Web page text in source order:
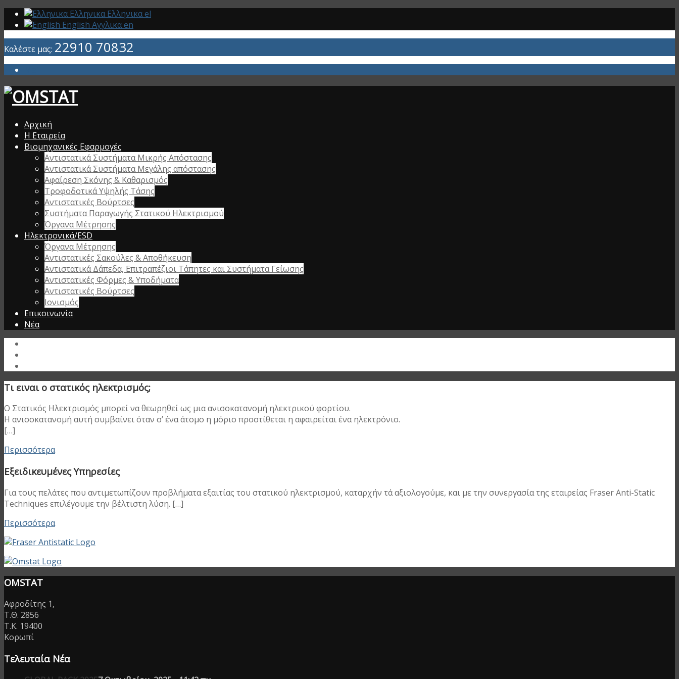
Ελληνικα Ελληνικαel
English Αγγλικαen
Καλέστε μας: 22910 70832
Αρχική
Η Εταιρεία
Βιομηχανικές Εφαρμογές
Αντιστατικά Συστήματα Μικρής Απόστασης
Αντιστατικά Συστήματα Μεγάλης απόστασης
Αφαίρεση Σκόνης & Καθαρισμός
Τροφοδοτικά Υψηλής Τάσης
Αντιστατικές Βούρτσες
Συστήματα Παραγωγής Στατικού Ηλεκτρισμού
Όργανα Μέτρησης
Ηλεκτρονικά/ESD
Όργανα Μέτρησης
Αντιστατικές Σακούλες & Αποθήκευση
Αντιστατικά Δάπεδα, Επιτραπέζιοι Τάπητες και Συστήματα Γείωσης
Αντιστατικές Φόρμες & Υποδήματα
Αντιστατικές Βούρτσες
Ιονισμός
Επικοινωνία
Νέα
Τι ειναι ο στατικός ηλεκτρισμός;
Ο Στατικός Ηλεκτρισμός μπορεί να θεωρηθεί ως μια ανισοκατανομή ηλεκτρικού φορτίου.
Η ανισοκατανομή αυτή συμβαίνει όταν σ’ ένα άτομο η μόριο προστίθεται η αφαιρείται ένα ηλεκτρόνιο.
[…]
Περισσότερα
Εξειδικευμένες Υπηρεσίες
Για τους πελάτες που αντιμετωπίζουν προβλήματα εξαιτίας του στατικού ηλεκτρισμού, καταρχήν τά αξιολογούμε, και με την συνεργασία της εταιρείας Fraser Anti-Static
Techniques επιλέγουμε την βέλτιστη λύση. […]
Περισσότερα
OMSTAT
Αφροδίτης 1,
Τ.Θ. 2856
T.K. 19400
Κορωπί
Τελευταία Νέα